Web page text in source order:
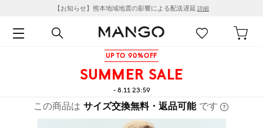
【お知らせ】熊本地域地震の影響による配送遅延 詳細
UP TO 90%OFF
SUMMER SALE
- 8.11 23:59
この商品は サイズ交換無料・返品可能 です